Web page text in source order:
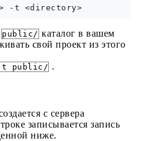
public/ каталог в вашем
свой проект из этого
t public/ .
с сервера
записывается запись
ниже.